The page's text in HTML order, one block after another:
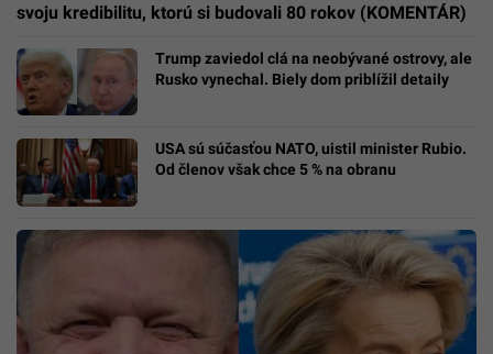
svoju kredibilitu, ktorú si budovali 80 rokov (KOMENTÁR)
Trump zaviedol clá na neobývané ostrovy, ale
Rusko vynechal. Biely dom priblížil detaily
USA sú súčasťou NATO, uistil minister Rubio.
Od členov však chce 5 % na obranu